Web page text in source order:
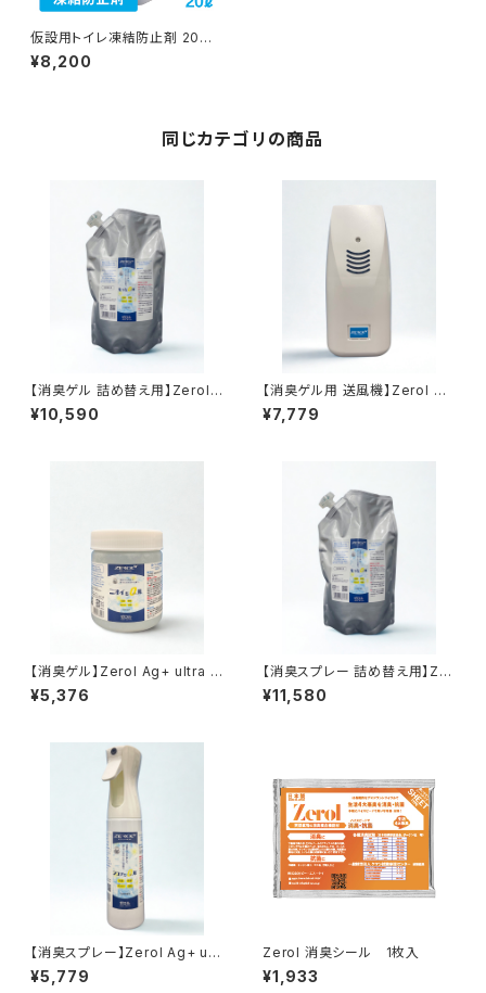
仮設用トイレ凍結防止剤 20リッ
トル 凍結防止 循環式仮設
¥8,200
同じカテゴリの商品
【消臭ゲル 詰め替え用】Zerol
Ag+ ultra premium 800ｇ
¥10,590
【消臭ゲル用 送風機】Zerol Ag
+ ultra premium
¥7,779
【消臭ゲル】Zerol Ag+ ultra p
remium 300g
¥5,376
【消臭スプレー 詰め替え用】Zer
ol Ag+ ultra premium 80
0ml
¥11,580
【消臭スプレー】Zerol Ag+ ultr
a premium 280 ml
¥5,779
Zerol 消臭シール 1枚入
¥1,933